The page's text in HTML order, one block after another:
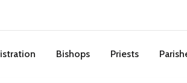
Bishops Priests